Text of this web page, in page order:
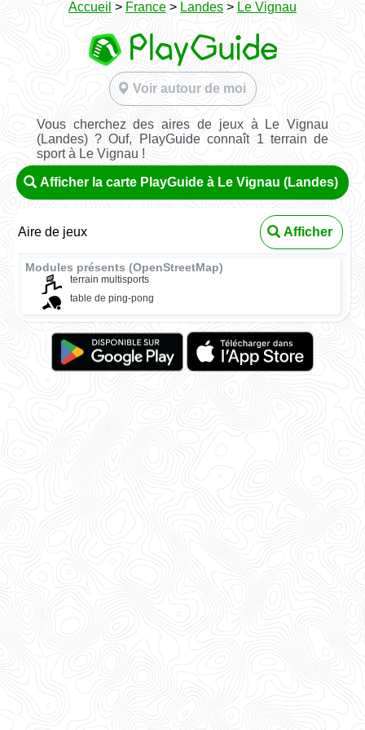
Accueil > France > Landes > Le Vignau
Voir autour de moi
Vous cherchez des aires de jeux à Le Vignau
(Landes) ? Ouf, PlayGuide connaît 1 terrain de
sport à Le Vignau !
Afficher la carte PlayGuide à Le Vignau (Landes)
Aire de jeux Afficher
Modules présents (OpenStreetMap)
terrain multisports
table de ping-pong